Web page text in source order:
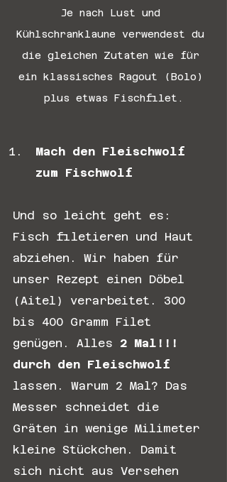
Je nach Lust und
Kühlschranklaune verwendest du
die gleichen Zutaten wie für
ein klassisches Ragout (Bolo)
plus etwas Fischfilet.
Mach den Fleischwolf
zum Fischwolf
Und so leicht geht es:
Fisch filetieren und Haut
abziehen. Wir haben für
unser Rezept einen Döbel
(Aitel) verarbeitet. 300
bis 400 Gramm Filet
genügen. Alles 2 Mal!!!
durch den Fleischwolf
lassen. Warum 2 Mal? Das
Messer schneidet die
Gräten in wenige Milimeter
kleine Stückchen. Damit
sich nicht aus Versehen